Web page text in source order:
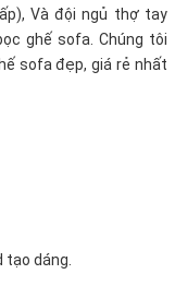
Và đội ngủ thợ tay
ghế sofa. Chúng tôi
sofa đẹp, giá rẻ nhất
tạo dáng.